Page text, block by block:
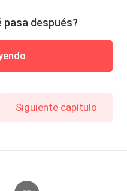
pasa después?
Siguiente capítulo